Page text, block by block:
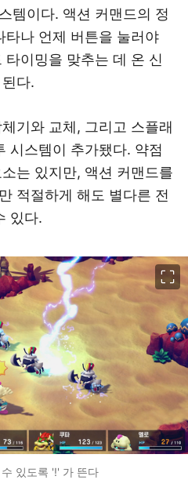
템이다. 액션 커맨드의 정
타나 언제 버튼을 눌러야
이밍을 맞추는 데 온 신
다.
기와 교체, 그리고 스플래
시스템이 추가됐다. 약점
는 있지만, 액션 커맨드를
적절하게 해도 별다른 전
있다.
있도록 '!' 가 뜬다